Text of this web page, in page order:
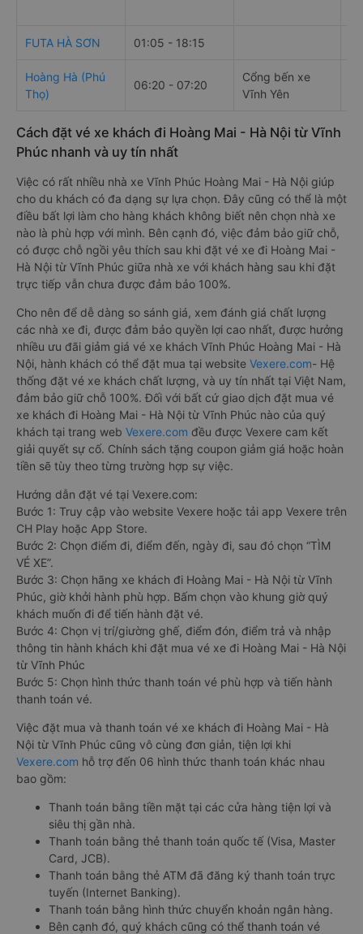
FUTA HÀ SƠN 01:05 - 18:15
Hoàng Hà (Phú
Thọ)
06:20 - 07:20
Cổng bến xe
Vĩnh Yên
Cách đặt vé xe khách đi Hoàng Mai - Hà Nội từ Vĩnh
Phúc nhanh và uy tín nhất
Việc có rất nhiều nhà xe Vĩnh Phúc Hoàng Mai - Hà Nội giúp
cho du khách có đa dạng sự lựa chọn. Đây cũng có thể là một
điều bất lợi làm cho hàng khách không biết nên chọn nhà xe
nào là phù hợp với mình. Bên cạnh đó, việc đảm bảo giữ chỗ,
có được chỗ ngồi yêu thích sau khi đặt vé xe đi Hoàng Mai -
Hà Nội từ Vĩnh Phúc giữa nhà xe với khách hàng sau khi đặt
trực tiếp vẫn chưa được đảm bảo 100%.
Cho nên để dễ dàng so sánh giá, xem đánh giá chất lượng
các nhà xe đi, được đảm bảo quyền lợi cao nhất, được hưởng
nhiều ưu đãi giảm giá vé xe khách Vĩnh Phúc Hoàng Mai - Hà
Nội, hành khách có thể đặt mua tại website Vexere.com- Hệ
thống đặt vé xe khách chất lượng, và uy tín nhất tại Việt Nam,
đảm bảo giữ chỗ 100%. Đối với bất cứ giao dịch đặt mua vé
xe khách đi Hoàng Mai - Hà Nội từ Vĩnh Phúc nào của quý
khách tại trang web Vexere.com đều được Vexere cam kết
giải quyết sự cố. Chính sách tặng coupon giảm giá hoặc hoàn
tiền sẽ tùy theo từng trường hợp sự việc.
Hướng dẫn đặt vé tại Vexere.com:
Bước 1: Truy cập vào website Vexere hoặc tải app Vexere trên
CH Play hoặc App Store.
Bước 2: Chọn điểm đi, điểm đến, ngày đi, sau đó chọn “TÌM
VÉ XE”.
Bước 3: Chọn hãng xe khách đi Hoàng Mai - Hà Nội từ Vĩnh
Phúc, giờ khởi hành phù hợp. Bấm chọn vào khung giờ quý
khách muốn đi để tiến hành đặt vé.
Bước 4: Chọn vị trí/giường ghế, điểm đón, điểm trả và nhập
thông tin hành khách khi đặt mua vé xe đi Hoàng Mai - Hà Nội
từ Vĩnh Phúc
Bước 5: Chọn hình thức thanh toán vé phù hợp và tiến hành
thanh toán vé.
Việc đặt mua và thanh toán vé xe khách đi Hoàng Mai - Hà
Nội từ Vĩnh Phúc cũng vô cùng đơn giản, tiện lợi khi
Vexere.com hỗ trợ đến 06 hình thức thanh toán khác nhau
bao gồm:
Thanh toán bằng tiền mặt tại các cửa hàng tiện lợi và
siêu thị gần nhà.
Thanh toán bằng thẻ thanh toán quốc tế (Visa, Master
Card, JCB).
Thanh toán bằng thẻ ATM đã đăng ký thanh toán trực
tuyến (Internet Banking).
Thanh toán bằng hình thức chuyển khoản ngân hàng.
Bên cạnh đó, quý khách cũng có thể thanh toán vé